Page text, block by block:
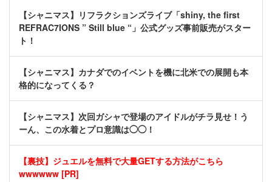
【シャニマス】リフラクションズライブ「shiny, the first
REFRAC7IONS ” Still blue “」公式グッズ事前販売がスター
ト！
【シャニマス】カナダでのイベントを機に北米での展開も本
格的になってくる？
【シャニマス】次回ガシャで登場のアイドルがチラ見せ！う
ーん、この水着とプロ意識は◯◯！
【裏技】ジュエルを無料で大量GETする方法がこちら
wwwwww [PR]